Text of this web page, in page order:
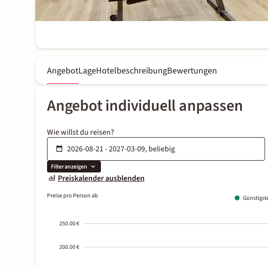
AngebotLageHotelbeschreibungBewertungen
Angebot individuell anpassen
Wie willst du reisen?
Filter anzeigen
Preiskalender ausblenden
Preise pro Person ab
250.00 €
200.00 €